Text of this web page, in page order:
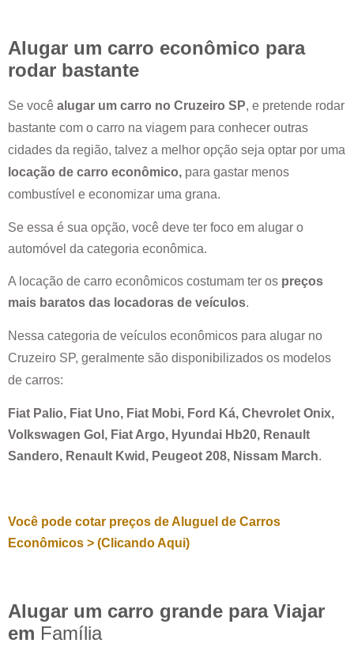
Alugar um carro econômico para
rodar bastante
Se você alugar um carro no Cruzeiro SP, e pretende rodar
bastante com o carro na viagem para conhecer outras
cidades da região, talvez a melhor opção seja optar por uma
locação de carro econômico, para gastar menos
combustível e economizar uma grana.
Se essa é sua opção, você deve ter foco em alugar o
automóvel da categoria econômica.
A locação de carro econômicos costumam ter os preços
mais baratos das locadoras de veículos.
Nessa categoria de veículos econômicos para alugar no
Cruzeiro SP, geralmente são disponibilizados os modelos
de carros:
Fiat Palio, Fiat Uno, Fiat Mobi, Ford Ká, Chevrolet Onix,
Volkswagen Gol, Fiat Argo, Hyundai Hb20, Renault
Sandero, Renault Kwid, Peugeot 208, Nissam March.
Você pode cotar preços de Aluguel de Carros
Econômicos > (Clicando Aqui)
Alugar um carro grande para Viajar
em Família